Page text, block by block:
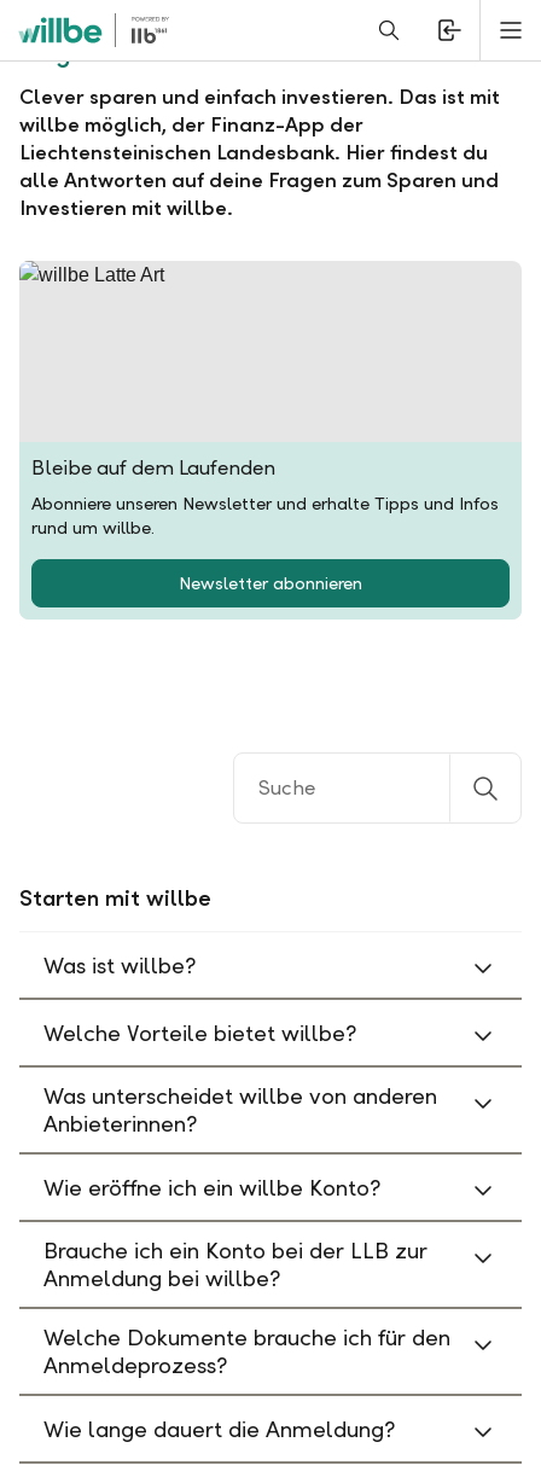
Alerts.Headline
Fragen und Antworten zu willbe
Clever sparen und einfach investieren. Das ist mit
willbe möglich, der Finanz-App der
Liechtensteinischen Landesbank. Hier findest du
alle Antworten auf deine Fragen zum Sparen und
Investieren mit willbe.
Bleibe auf dem Laufenden
Abonniere unseren Newsletter und erhalte Tipps und Infos
rund um willbe.
Newsletter abonnieren
Starten mit willbe
Was ist willbe?
Welche Vorteile bietet willbe?
Was unterscheidet willbe von anderen
Anbieterinnen?
Wie eröffne ich ein willbe Konto?
Brauche ich ein Konto bei der LLB zur
Anmeldung bei willbe?
Welche Dokumente brauche ich für den
Anmeldeprozess?
Wie lange dauert die Anmeldung?